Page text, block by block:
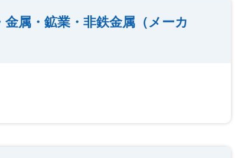
属・鉱業・非鉄金属（メーカ